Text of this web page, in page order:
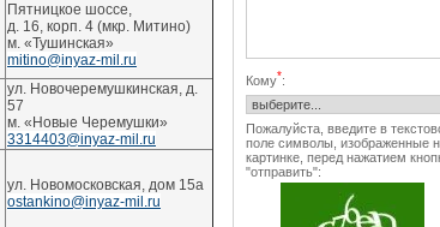
Пятницкое шоссе,
д. 16, корп. 4 (мкр. Митино)
м. «Тушинская»
mitino@inyaz-mil.ru
ул. Новочеремушкинская, д.
57
м. «Новые Черемушки»
3314403@inyaz-mil.ru
ул. Новомосковская, дом 15а
ostankino@inyaz-mil.ru
Кому*:
Пожалуйста, введите в
поле символы, изображенные
картинке, перед нажатием
"отправить":